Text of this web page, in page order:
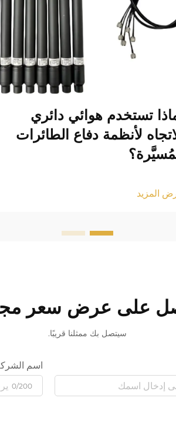
تستخدم هوائي دائري
لأنظمة دفاع الطائرات
المزيد
على عرض سعر
سيتصل بك ممثلنا قريبًا.
اسم
0/200